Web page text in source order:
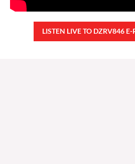
LISTEN LIVE TO DZRV846